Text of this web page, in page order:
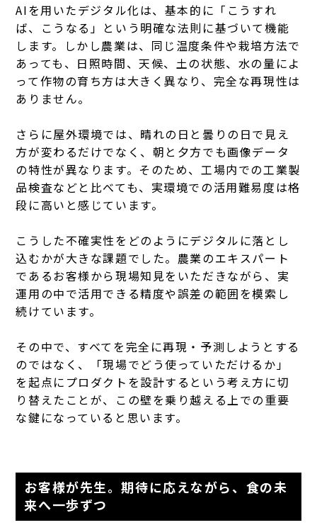
AIを用いたデジタル化は、基本的に「こうすれ
ば、こうなる」という明確な法則に基づいて機能
します。しかし農業は、同じ温度条件や栽培方法で
あっても、日照時間、天候、土の状態、水の量によ
って作物の育ち方は大きく異なり、完全な再現性は
ありません。
さらに屋外環境では、晴れの日と曇りの日で見え
方が変わるだけでなく、朝と夕方でも画像データ
の特性が異なります。そのため、工場内での工業製
品検査などと比べても、実環境での活用難易度は格
段に高いと感じています。
こうした不確実性をどのようにデジタルに落とし
込むかが大きな課題でした。農業のエキスパート
であるお客様から現場知見をいただきながら、実
運用の中で活用できる精度や誤差の範囲を模索し
続けています。
その中で、すべてを完全に再現・予測しようとする
のではなく、「現場でどう使っていただけるか」
を起点にプロダクトを設計するという考え方に切
り替えたことが、この壁を乗り越える上での重要
な鍵になっていると思います。
お客様が先生。期待に応えながら、食の未
来へ一歩ずつ